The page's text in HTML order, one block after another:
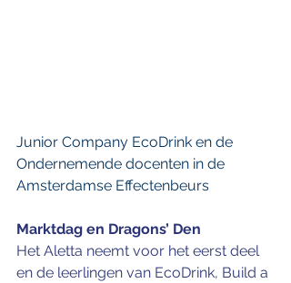
Junior Company EcoDrink en de
Ondernemende docenten in de
Amsterdamse Effectenbeurs
Marktdag en Dragons’ Den
Het Aletta neemt voor het eerst deel
en de leerlingen van EcoDrink, Build a